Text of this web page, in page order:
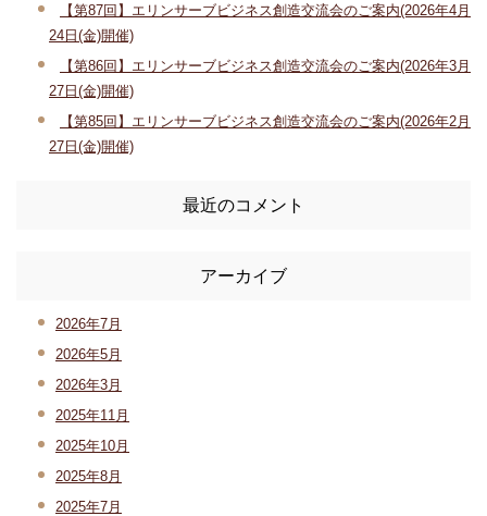
【第87回】エリンサーブビジネス創造交流会のご案内(2026年4月
24日(金)開催)
【第86回】エリンサーブビジネス創造交流会のご案内(2026年3月
27日(金)開催)
【第85回】エリンサーブビジネス創造交流会のご案内(2026年2月
27日(金)開催)
最近のコメント
アーカイブ
2026年7月
2026年5月
2026年3月
2025年11月
2025年10月
2025年8月
2025年7月